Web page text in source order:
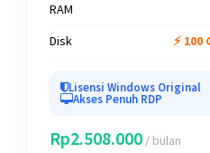
RAM
Disk
⚡
Lisensi Windows Original
Akses Penuh RDP
Rp2.508.000 / bulan